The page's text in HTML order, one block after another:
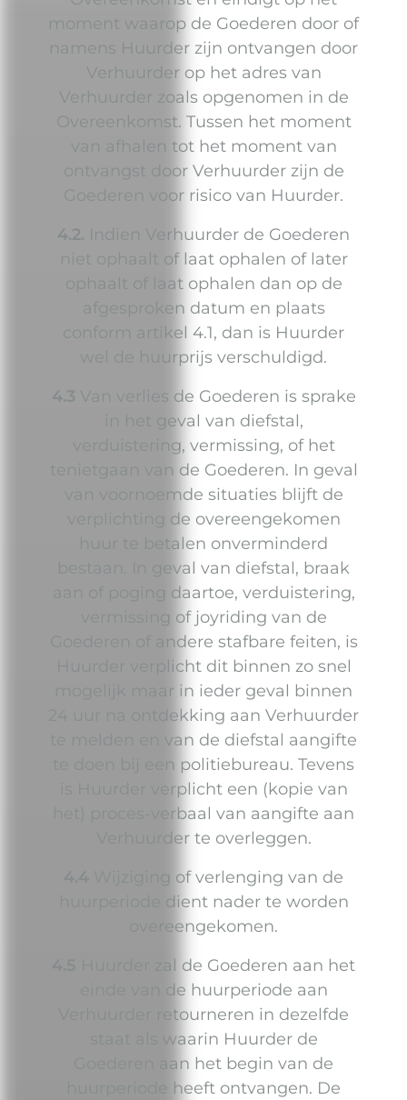
moment waarop de Goederen door of
namens Huurder zijn ontvangen door
Verhuurder op het adres van
Verhuurder zoals opgenomen in de
Overeenkomst. Tussen het moment
van afhalen tot het moment van
ontvangst door Verhuurder zijn de
Goederen voor risico van Huurder.
4.2. Indien Verhuurder de Goederen
niet ophaalt of laat ophalen of later
ophaalt of laat ophalen dan op de
afgesproken datum en plaats
conform artikel 4.1, dan is Huurder
wel de huurprijs verschuldigd.
4.3 Van verlies de Goederen is sprake
in het geval van diefstal,
verduistering, vermissing, of het
tenietgaan van de Goederen. In geval
van voornoemde situaties blijft de
verplichting de overeengekomen
huur te betalen onverminderd
bestaan. In geval van diefstal, braak
aan of poging daartoe, verduistering,
vermissing of joyriding van de
Goederen of andere stafbare feiten, is
Huurder verplicht dit binnen zo snel
mogelijk maar in ieder geval binnen
24 uur na ontdekking aan Verhuurder
te melden en van de diefstal aangifte
te doen bij een politiebureau. Tevens
is Huurder verplicht een (kopie van
het) proces-verbaal van aangifte aan
Verhuurder te overleggen.
Wijziging of verlenging van de
huurperiode dient nader te worden
overeengekomen.
Huurder zal de Goederen aan het
einde van de huurperiode aan
Verhuurder retourneren in dezelfde
staat als waarin Huurder de
Goederen aan het begin van de
huurperiode heeft ontvangen. De